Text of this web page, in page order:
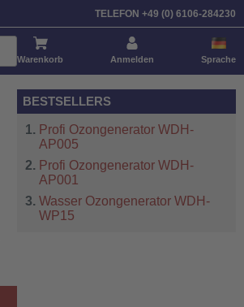
TELEFON +49 (0) 6106-284230
Warenkorb Anmelden Sprache
Preis Standardisiert
BESTSELLERS
Profi Ozongenerator WDH-
AP005
Profi Ozongenerator WDH-
AP001
Wasser Ozongenerator WDH-
WP15